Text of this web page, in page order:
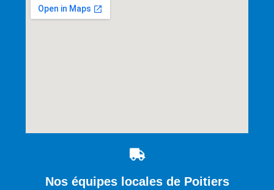
Nos équipes locales de Poitiers